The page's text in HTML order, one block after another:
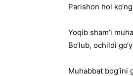
Parishon hol
Yoqib sham’i
Bo‘lub, ochildi
Muhabbat bog‘ini